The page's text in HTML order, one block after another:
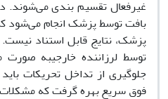
غیرفعال تقسیم بندی می‌شوند.
بافت توسط پزشک انجام می‌شود
پزشک، نتایج قابل استناد
توسط لرزاننده خارجیبه
جلوگیری از تداخل تحریکات
فوق سریع بهره گرفت که